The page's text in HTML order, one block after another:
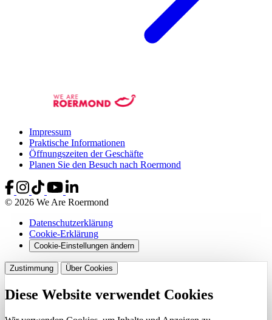
Impressum
Praktische Informationen
Öffnungszeiten der Geschäfte
Planen Sie den Besuch nach Roermond
© 2026 We Are Roermond
Datenschutzerklärung
Cookie-Erklärung
Cookie-Einstellungen ändern
Zustimmung Über Cookies
Diese Website verwendet Cookies